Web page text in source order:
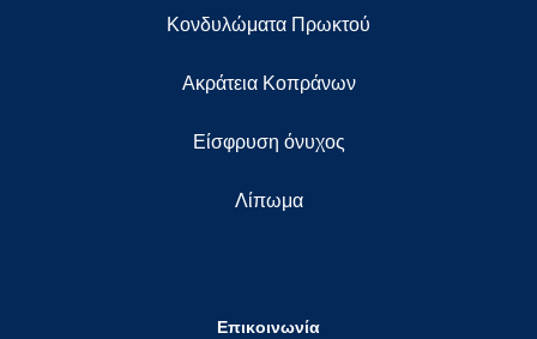
Κονδυλώματα Πρωκτού
Ακράτεια Κοπράνων
Eίσφρυση όνυχος
Λίπωμα
Επικοινωνία